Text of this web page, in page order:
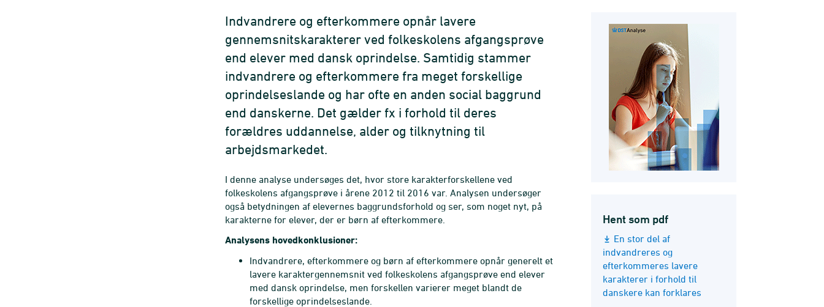
Indvandrere og efterkommere opnår lavere
gennemsnitskarakterer ved folkeskolens afgangsprøve
end elever med dansk oprindelse. Samtidig stammer
indvandrere og efterkommere fra meget forskellige
oprindelseslande og har ofte en anden social baggrund
end danskerne. Det gælder fx i forhold til deres
forældres uddannelse, alder og tilknytning til
arbejdsmarkedet.
I denne analyse undersøges det, hvor store karakterforskellene ved
folkeskolens afgangsprøve i årene 2012 til 2016 var. Analysen undersøger
også betydningen af elevernes baggrundsforhold og ser, som noget nyt, på
karakterne for elever, der er børn af efterkommere.
Analysens hovedkonklusioner:
Indvandrere, efterkommere og børn af efterkommere opnår generelt et
lavere karaktergennemsnit ved folkeskolens afgangsprøve end elever
med dansk oprindelse, men forskellen varierer meget blandt de
forskellige oprindelseslande.
Hent som pdf
En stor del af
indvandreres og
efterkommeres lavere
karakterer i forhold til
danskere kan forklares